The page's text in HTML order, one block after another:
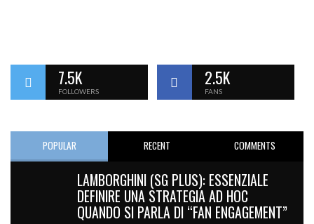
7.5K
FOLLOWERS
2.5K
FANS
POPULAR RECENT COMMENTS
LAMBORGHINI (SG PLUS): ESSENZIALE
DEFINIRE UNA STRATEGIA AD HOC
QUANDO SI PARLA DI “FAN ENGAGEMENT”